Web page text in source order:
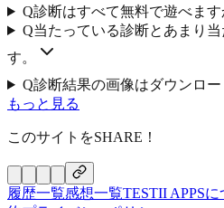
Q診断はすべて無料で遊べます
Q当たっている診断とあまり
す。
Q診断結果の画像はダウンロー
もっと見る
このサイトをSHARE！
履歴一覧感想一覧TESTII APPSに